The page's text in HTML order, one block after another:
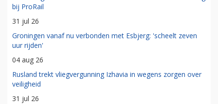
bij ProRail
31 jul 26
Groningen vanaf nu verbonden met Esbjerg: 'scheelt zeven
uur rijden'
04 aug 26
Rusland trekt vliegvergunning Izhavia in wegens zorgen over
veiligheid
31 jul 26